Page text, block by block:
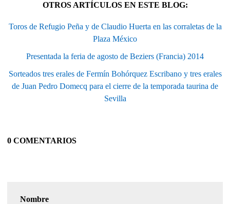
OTROS ARTÍCULOS EN ESTE BLOG:
Toros de Refugio Peña y de Claudio Huerta en las corraletas de la
Plaza México
Presentada la feria de agosto de Beziers (Francia) 2014
Sorteados tres erales de Fermín Bohórquez Escribano y tres erales
de Juan Pedro Domecq para el cierre de la temporada taurina de
Sevilla
0 COMENTARIOS
Nombre